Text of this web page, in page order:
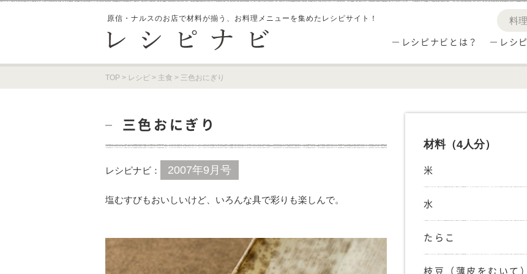
原信・ナルスのお店で材料が揃う、 お料理メニューを集めたレシピサイト！
レシピナビとは？ レシピ
TOP > レシピ > 主食 > 三色おにぎり
三色おにぎり
レシピナビ： 2007年9月号
塩むすびもおいしいけど、いろんな具で彩りも楽しんで。
材料（4人分）
米
水
たらこ
枝豆（薄皮をむいて）